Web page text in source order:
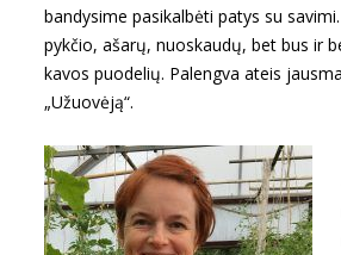
bandysime pasikalbėti patys su
pykčio, ašarų, nuoskaudų, bet bus ir
kavos puodelių. Palengva ateis
„Užuovėją“.